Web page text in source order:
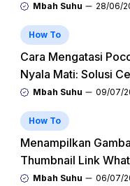
Mbah Suhu 28/06/
How To
Cara Mengatasi
Nyala Mati: Solusi
Mbah Suhu 09/07/
How To
Menampilkan
Thumbnail Link
Mbah Suhu 06/07/